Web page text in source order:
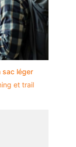
sac léger
et trail